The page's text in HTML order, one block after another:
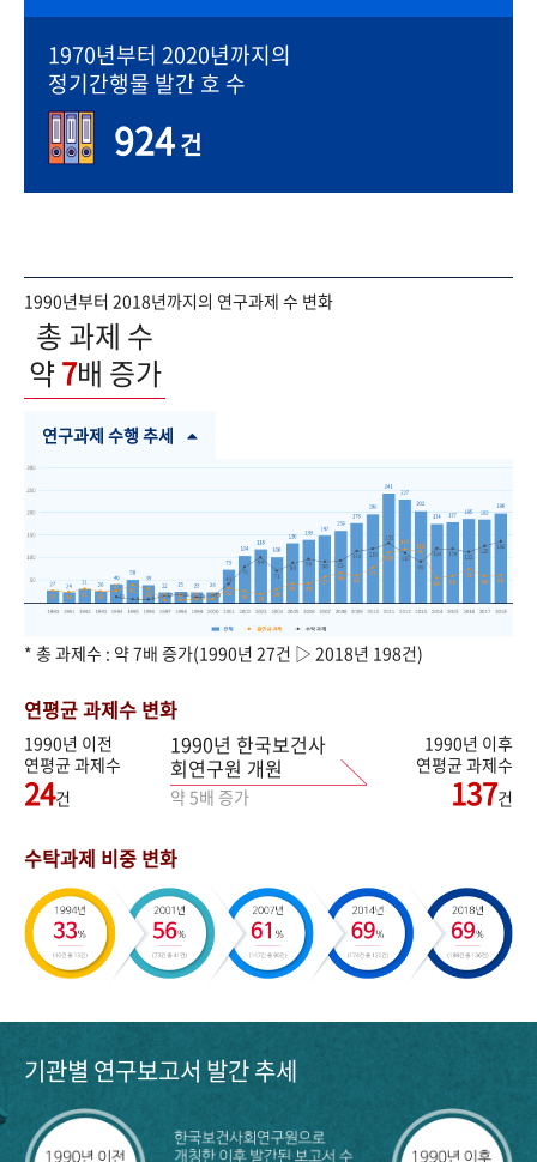
1970년부터 2020년까지의
정기간행물 발간 호 수
924건
1990년부터 2018년까지의 연구과제 수 변화
총 과제 수
약7배 증가
연구과제 수행 추세
* 총 과제수 : 약 7배 증가(1990년 27건 ▷ 2018년 198건)
연평균 과제수 변화
1990년 이전
연평균 과제수
24건
1990년 한국보건사
회연구원 개원
약 5배 증가
1990년 이후
연평균 과제수
137건
수탁과제 비중 변화
기관별 연구보고서 발간 추세